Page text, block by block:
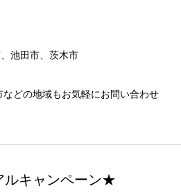
池田市、茨木市
どの地域もお気軽にお問い合わせ
キャンペーン★